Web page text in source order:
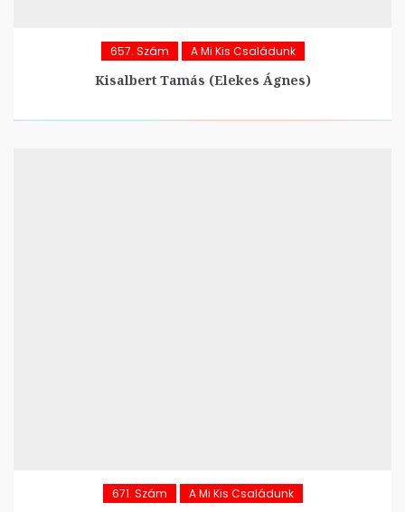
657. Szám A Mi Kis Családunk
Kisalbert Tamás (Elekes Ágnes)
671. Szám A Mi Kis Családunk